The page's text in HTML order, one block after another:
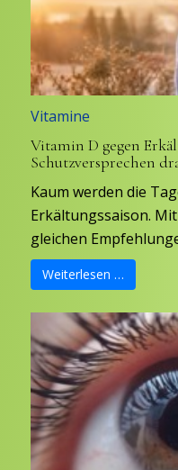
Vitamine
Vitamin D gegen
Schutzversprechen
Kaum werden die
Erkältungssaison.
gleichen
Weiterlesen …